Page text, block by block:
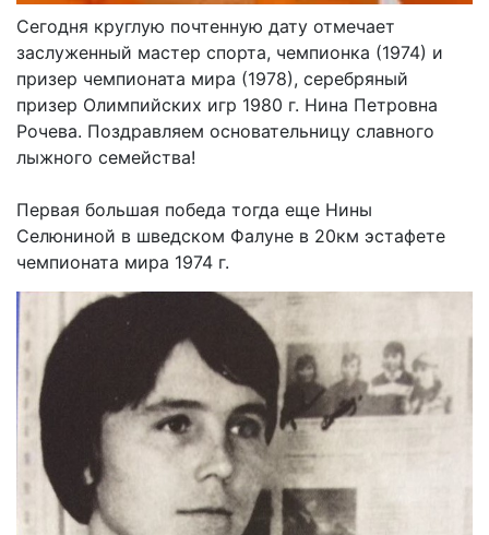
Сегодня круглую почтенную дату отмечает
заслуженный мастер спорта, чемпионка (1974) и
призер чемпионата мира (1978), серебряный
призер Олимпийских игр 1980 г. Нина Петровна
Рочева. Поздравляем основательницу славного
лыжного семейства!
Первая большая победа тогда еще Нины
Селюниной в шведском Фалуне в 20км эстафете
чемпионата мира 1974 г.